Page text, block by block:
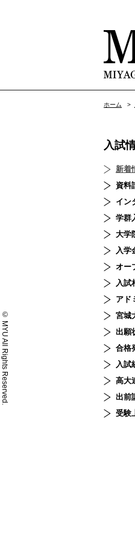
ホーム >
入試
新
資
イ
学
大
入
オ
入
ア
宮
出
合
入
高
出
受
© MYU All Rights Reserved.